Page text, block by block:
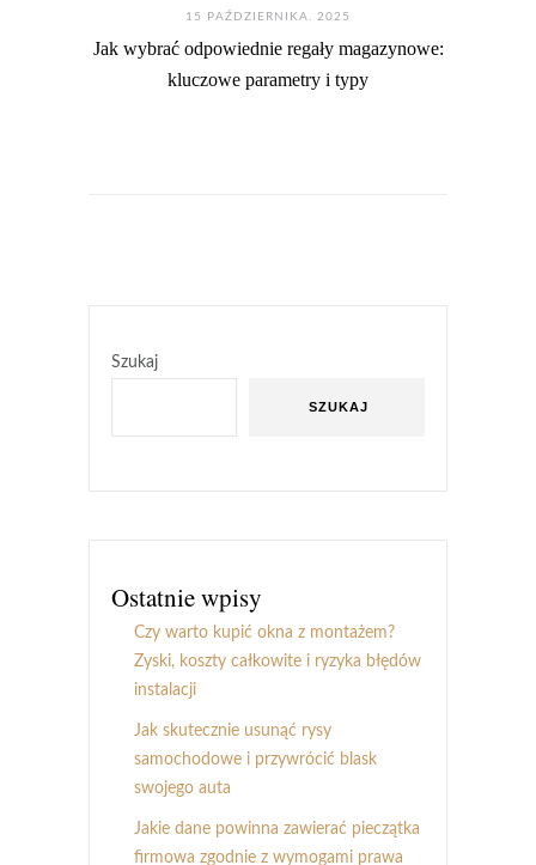
15 PAŹDZIERNIKA. 2025
Jak wybrać odpowiednie regały magazynowe:
kluczowe parametry i typy
Szukaj
SZUKAJ
Ostatnie wpisy
Czy warto kupić okna z montażem?
Zyski, koszty całkowite i ryzyka błędów
instalacji
Jak skutecznie usunąć rysy
samochodowe i przywrócić blask
swojego auta
Jakie dane powinna zawierać pieczątka
firmowa zgodnie z wymogami prawa